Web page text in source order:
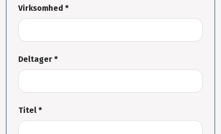
Virksomhed *
Deltager *
Titel *